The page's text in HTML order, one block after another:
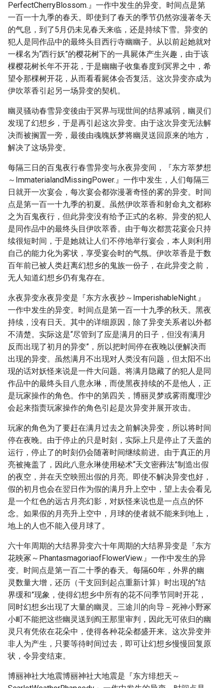
PerfectCherryBlossom.』一作中发生的异变。时间点是第
一百一十九季的春天。即使到了春天的季节仍然弥漫著冬天
的气息，到了5月仍未见春天来临，还是持续下雪。异变的
犯人是同作品中的最终头目西行寺幽幽子。从以前起她就对
一棵名为“西行妖”的樱花树下的一具屍体产生兴趣，由于该
棵樱花树长年不开花，于是幽幽子收集春度到冥界之中，希
望令那棵树开花，从而看看屍体会否复活。这次异变亦成为
伊吹萃香引起另一场异变的契机。
幽灵骚动春雪异变後由于冥界与现世间的结界减弱，幽灵们
发现了幻想乡，于是再引起这次异变。由于这次异变无法解
决而被搁置一旁，最後由魂魄妖梦将幽灵送回原来的地方，
解决了这场异变。
每隔三日的百鬼夜行春雪异变与永夜异变间，『东方萃梦想
～ImmaterialandMissingPower.』一作中发生，人们每隔三
日就开一次宴会，每次宴会都弥漫著奇怪的雾的异变。时间
点是第一百一十九季的初夏。虽然伊吹萃香和射命丸文都称
之为百鬼夜行，但此异变没有给予正式的名称。异变的犯人
是同作品中的最终头目伊吹萃香。由于每次都赏花宴会只持
续很短时间，于是她就让人们不停地举行宴会，本人则利用
自己的能力化为雾状，享受宴会时的气氛。伊吹萃香是于数
百年前已被人类赶离幻想乡的鬼族一份子，在此异变之前，
无人知道幻想乡仍有鬼存在。
永夜异变永夜异变是『东方永夜抄～ImperishableNight.』
一作中发生的异变。时间点是第一百一十九季的秋天。黑夜
持续，没有日天。其中的详细原因，除了异变关系者以外都
不清楚。实际这是“尽管到了应是满月的日子，但没有满月
反而出现了初月的异变”，所以把时间停在夜晚以便解决而
出现的异变。虽然满月不出现对人类没有问题，但太阳不出
现的话对妖怪来说是一件大问题。将满月隐藏了的犯人是同
作品中的最终头目八意永琳，而使黑夜持续的不是他人，正
是玩家操作的角色。作中的第四关，博丽灵梦或雾雨魔理沙
会起来指责玩家操作的角色引起是次异变并展开攻击。
玩家的角色为了要赶在满月过去之前解决异变，所以将时间
停在夜晚。由于停止的只是时刻，实际上只是停止了天盖的
运行，停止了的时刻仍会随著时间继续前进。由于真正的月
亮被掩盖了，因此八意永琳使用秘术“天文密葬法”制造出假
的夜空，并在天空映照出假的月亮。即使不解决异变也好，
假的初月也会在翌日作为假的满月升上空中，望上去会看见
是一个红色的远古月亮幻影，对妖怪来说也是一点点的怀
念。如果假的月亮升上空中，月球的使者就不能来到地上，
地上的人也不能入侵月球了。
六十年周期的大结界异变六十年周期的大结界异变是『东方
花映冢～PhantasmagoriaofFlowerView.』一作中发生的异
变。时间点是第一百二十季的春天。每隔60年，外界的幽
灵数量大增，还历（干支回到起点重新计算）时出现的“结
界缓和”现象，使得幻想乡中所有的花不问季节同时开花，
同时幻想乡出现了大量的幽灵。三途川的向导－死神小野冢
小町不能把这些幽灵送到阎王那里审判，因此无可依归的幽
灵只有凭依在花朵中，使得各种花朵都盛开来。这次异变并
非人为产生，只要等待时间过去，即可让幻想乡慢慢回复原
状，令异变结束。
博丽神社大地震博丽神社大地震是『东方绯想天～